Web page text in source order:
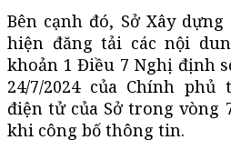
Bên cạnh đó, Sở Xây
hiện đăng tải các nội
khoản 1 Điều 7 Nghị định
24/7/2024 của Chính
điện tử của Sở trong vòng
khi công bố thông tin.